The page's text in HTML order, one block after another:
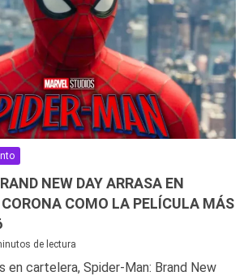
NEW DAY ARRASA EN
COMO LA PELÍCULA MÁS
de lectura
en cartelera, Spider-Man: Brand New